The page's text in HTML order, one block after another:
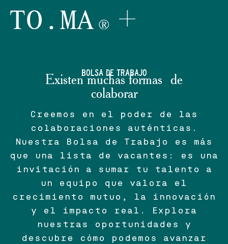
BOLSA DE TRABAJO
Existen muchas formas de
colaborar
Creemos en el poder de las
colaboraciones auténticas.
Nuestra Bolsa de Trabajo es más
que una lista de vacantes: es una
invitación a sumar tu talento a
un equipo que valora el
crecimiento mutuo, la innovación
y el impacto real. Explora
nuestras oportunidades y
descubre cómo podemos avanzar